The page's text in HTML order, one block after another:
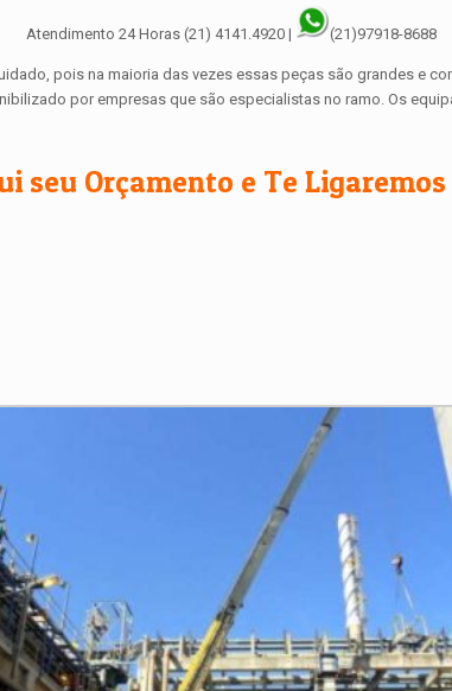
Atendimento 24 Horas (21) 4141.4920 | (21)97918-8688
pois na maioria das vezes essas peças são grandes e
por empresas que são especialistas no ramo. Os
seu Orçamento e Te